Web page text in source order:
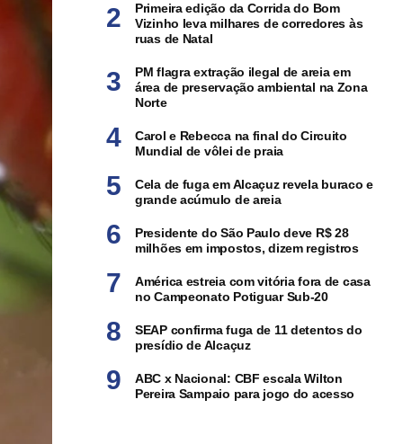
Primeira edição da Corrida do Bom
Vizinho leva milhares de corredores às
ruas de Natal
PM flagra extração ilegal de areia em
área de preservação ambiental na Zona
Norte
Carol e Rebecca na final do Circuito
Mundial de vôlei de praia
Cela de fuga em Alcaçuz revela buraco e
grande acúmulo de areia
Presidente do São Paulo deve R$ 28
milhões em impostos, dizem registros
América estreia com vitória fora de casa
no Campeonato Potiguar Sub-20
SEAP confirma fuga de 11 detentos do
presídio de Alcaçuz
ABC x Nacional: CBF escala Wilton
Pereira Sampaio para jogo do acesso